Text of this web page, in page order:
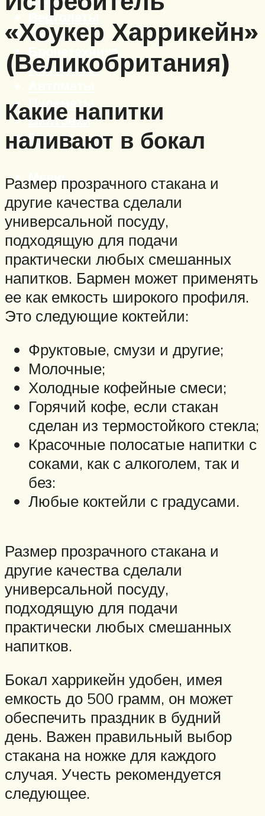
Вертолеты
Корабли
Бронетехника
Пистолеты
Пулеметы
Винтовки
Ружья
Меню
«Хоукер Харрикейн»
(Великобритания)
Какие напитки
наливают в бокал
Размер прозрачного стакана и
другие качества сделали
универсальной посуду,
подходящую для подачи
практически любых смешанных
напитков. Бармен может применять
ее как емкость широкого профиля.
Это следующие коктейли:
Фруктовые, смузи и другие;
Молочные;
Холодные кофейные смеси;
Горячий кофе, если стакан
сделан из термостойкого стекла;
Красочные полосатые напитки с
соками, как с алкоголем, так и
без:
Любые коктейли с градусами.
Размер прозрачного стакана и
другие качества сделали
универсальной посуду,
подходящую для подачи
практически любых смешанных
напитков.
Бокал харрикейн удобен, имея
емкость до 500 грамм, он может
обеспечить праздник в будний
день. Важен правильный выбор
стакана на ножке для каждого
случая. Учесть рекомендуется
следующее.